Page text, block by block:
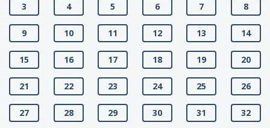
3 4 5 6 7 8
9 10 11 12 13 14
15 16 17 18 19 20
21 22 23 24 25 26
27 28 29 30 31 32